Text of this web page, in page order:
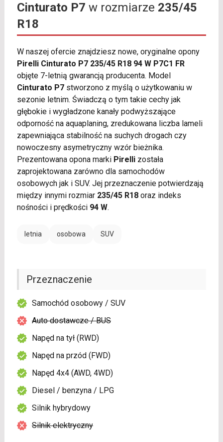
Cinturato P7 w rozmiarze 235/45
R18
W naszej ofercie znajdziesz nowe, oryginalne opony
Pirelli Cinturato P7 235/45 R18 94 W P7C1 FR
objęte 7-letnią gwarancją producenta. Model
Cinturato P7stworzono z myślą o użytkowaniu w
sezonie letnim. Świadczą o tym takie cechy jak
głębokie i wygładzone kanały podwyższające
odporność na aquaplaning, zredukowana liczba lameli
zapewniająca stabilność na suchych drogach czy
nowoczesny asymetryczny wzór bieżnika.
Prezentowana opona marki Pirellizostała
zaprojektowana zarówno dla samochodów
osobowych jak i SUV. Jej przeznaczenie potwierdzają
między innymi rozmiar 235/45 R18oraz indeks
nośności i prędkości 94 W.
letnia osobowa SUV
Przeznaczenie
Samochód osobowy / SUV
Auto dostawcze / BUS
Napęd na tył (RWD)
Napęd na przód (FWD)
Napęd 4x4 (AWD, 4WD)
Diesel / benzyna / LPG
Silnik hybrydowy
Silnik elektryczny